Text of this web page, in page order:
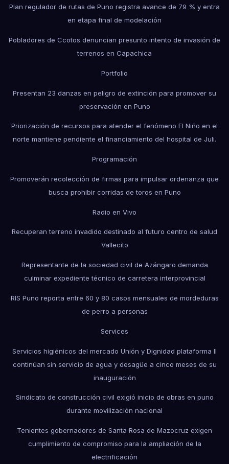
Plan regulador de rutas de Puno registra avance de 79 % y entra
en etapa final de modelación
Pobladores de Ccotos denuncian presunto intento de invasión de
terrenos en Capachica
Portfolio
Presentan 23 danzas en peligro de extinción para promover su
preservación en Puno
Priorización de recursos para atender el fenómeno El Niño en el
norte mantiene pendiente el financiamiento del hospital de Juli.
Programación
Promoverán recolección de firmas para impulsar ordenanza que
busca prohibir corridas de toros en Puno
Radio en Vivo
Recuperan terreno invadido destinado al futuro centro de salud
Vallecito
Representante de la sociedad civil de Azángaro demanda
culminar expediente técnico de carretera interprovincial
RIS Puno reporta entre 60 y 80 casos mensuales de mordeduras
de perro a personas
Services
Servicios higiénicos del mercado Unión y Dignidad plataforma II
continúan sin servicio de agua y desagüe a cinco meses de su
inauguración
Sindicato de construcción civil exigió inicio de obras en puno
durante movilización nacional
Tenientes gobernadores de Santa Rosa de Mazocruz exigen
cumplimiento de compromiso para la ampliación de la
electrificación